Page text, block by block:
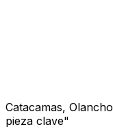
Catacamas, Olancho
pieza clave"